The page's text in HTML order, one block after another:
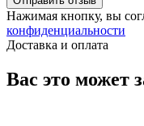
Нажимая кнопку, вы
конфиденциальности
Доставка и оплата
Вас это может